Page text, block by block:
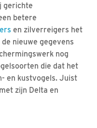
gerichte
betere
en zilverreigers het
nieuwe gegevens
nog
die dat het
en kustvogels. Juist
zijn Delta en